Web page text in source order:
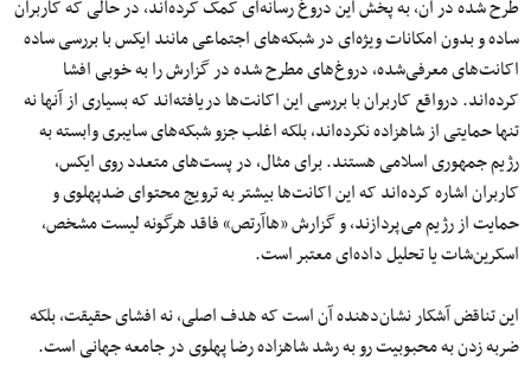
طرح شده در آن، به پخش این دروغ رسانه‌ای کمک کرده‌اند، در حالی که کاربران
ساده و بدون امکانات ویژه‌ای در شبکه‌های اجتماعی مانند ایکس با بررسی ساده
اکانت‌های معرفی‌شده، دروغ‌های مطرح شده در گزارش را به خوبی افشا
کرده‌اند. درواقع کاربران با بررسی این اکانت‌ها دریافته‌اند که بسیاری از آنها نه
تنها حمایتی از شاهزاده نکرده‌اند، بلکه اغلب جزو شبکه‌های سایبری وابسته به
رژیم جمهوری اسلامی هستند. برای مثال، در پست‌های متعدد روی ایکس،
کاربران اشاره کرده‌اند که این اکانت‌ها بیشتر به ترویج محتوای ضدپهلوی و
حمایت از رژیم می‌پردازند، و گزارش «هاآرتص» فاقد هرگونه لیست مشخص،
اسکرین‌شات یا تحلیل داده‌ای معتبر است.
این تناقض آشکار نشان‌دهنده آن است که هدف اصلی، نه افشای حقیقت، بلکه
ضربه زدن به محبوبیت رو به رشد شاهزاده رضا پهلوی در جامعه جهانی است.